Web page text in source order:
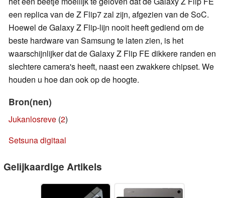
een replica van de Z Flip7 zal zijn, afgezien van de SoC.
Hoewel de Galaxy Z Flip-lijn nooit heeft gediend om de
beste hardware van Samsung te laten zien, is het
waarschijnlijker dat de Galaxy Z Flip FE dikkere randen en
slechtere camera's heeft, naast een zwakkere chipset. We
houden u hoe dan ook op de hoogte.
Bron(nen)
Jukanlosreve (2)
Setsuna digitaal
Gelijkaardige Artikels